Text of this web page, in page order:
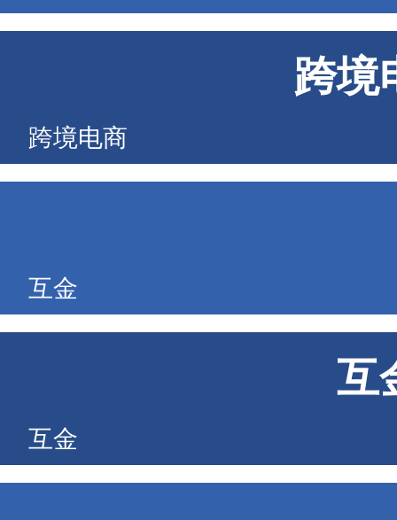
跨境
跨境电商
互金
互
互金